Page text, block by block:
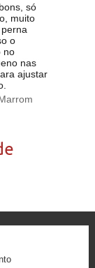
só
muito
o
no
nas
ajustar